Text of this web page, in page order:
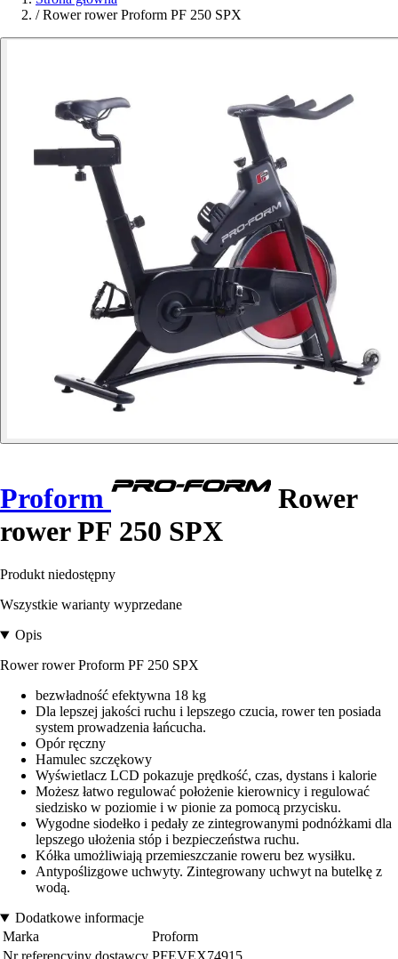
/ Rower rower Proform PF 250 SPX
Proform
Rower
rower PF 250 SPX
Produkt niedostępny
Wszystkie warianty wyprzedane
Opis
Rower rower Proform PF 250 SPX
bezwładność efektywna 18 kg
Dla lepszej jakości ruchu i lepszego czucia, rower ten posiada
system prowadzenia łańcucha.
Opór ręczny
Hamulec szczękowy
Wyświetlacz LCD pokazuje prędkość, czas, dystans i kalorie
Możesz łatwo regulować położenie kierownicy i regulować
siedzisko w poziomie i w pionie za pomocą przycisku.
Wygodne siodełko i pedały ze zintegrowanymi podnóżkami dla
lepszego ułożenia stóp i bezpieczeństwa ruchu.
Kółka umożliwiają przemieszczanie roweru bez wysiłku.
Antypoślizgowe uchwyty. Zintegrowany uchwyt na butelkę z
wodą.
Dodatkowe informacje
Marka
Proform